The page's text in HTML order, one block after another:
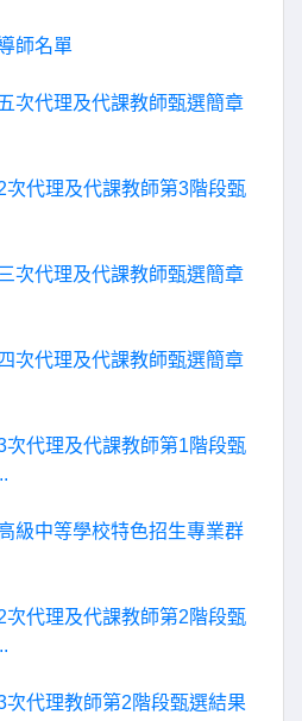
師名單
次代理及代課教師甄選簡章
次代理及代課教師第3階段甄
次代理及代課教師甄選簡章
次代理及代課教師甄選簡章
次代理及代課教師第1階段甄
級中等學校特色招生專業群
次代理及代課教師第2階段甄
代理教師第2階段甄選結果